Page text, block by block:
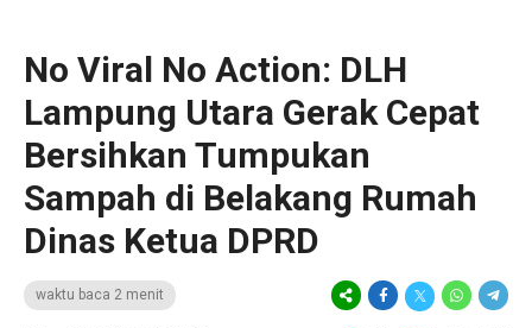
No Viral No Action: DLH
Lampung Utara Gerak Cepat
Bersihkan Tumpukan
Sampah di Belakang Rumah
Dinas Ketua DPRD
waktu baca 2 menit